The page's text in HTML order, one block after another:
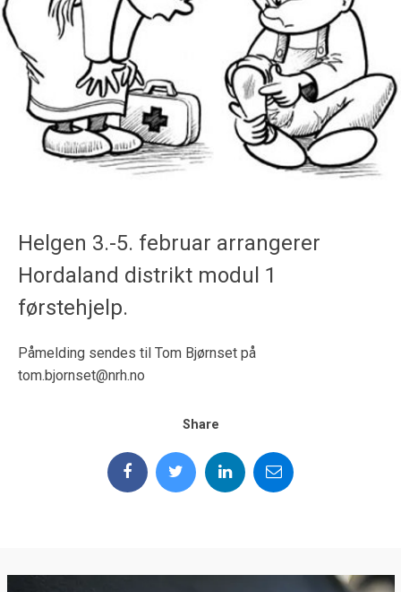
Helgen 3.-5. februar arrangerer
Hordaland distrikt modul 1
førstehjelp.
Påmelding sendes til Tom Bjørnset på
tom.bjornset@nrh.no
Share